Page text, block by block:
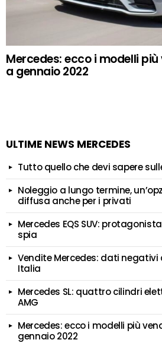
Mercedes: ecco i modelli
a gennaio 2022
ULTIME NEWS MERCEDES
Tutto quello che devi sapere
Noleggio a lungo termine,
diffusa anche per i privati
Mercedes EQS SUV:
spia
Vendite Mercedes: dati negativi
Italia
Mercedes SL: quattro cilindri
AMG
Mercedes: ecco i modelli più
gennaio 2022